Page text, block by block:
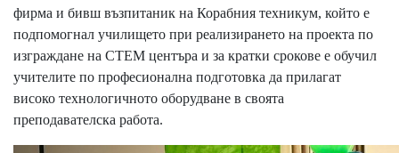
фирма и бивш възпитаник на Корабния техникум, който е
подпомогнал училището при реализирането на проекта по
изграждане на СТЕМ центъра и за кратки срокове е обучил
учителите по професионална подготовка да прилагат
високо технологичното оборудване в своята
преподавателска работа.